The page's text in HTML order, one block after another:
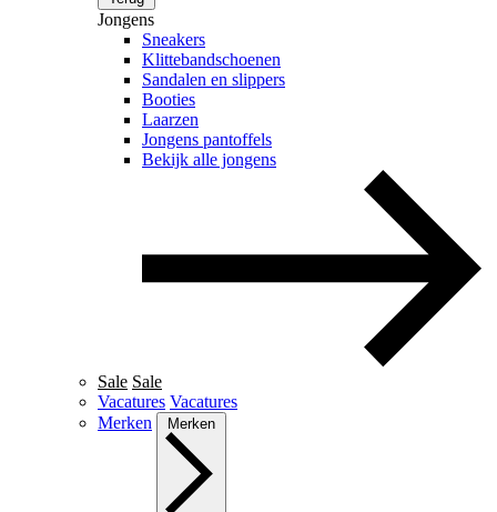
Jongens
Sneakers
Klittebandschoenen
Sandalen en slippers
Booties
Laarzen
Jongens pantoffels
Bekijk alle jongens
Sale Sale
Vacatures Vacatures
Merken
Merken